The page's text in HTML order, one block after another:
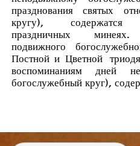
празднования святых
кругу),
праздничных минеях.
подвижного
Постной и Цветной
воспоминаниям
богослужебный круг),